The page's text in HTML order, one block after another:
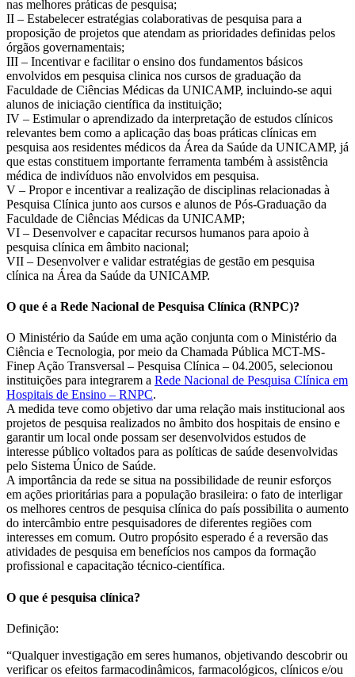
nas melhores práticas de pesquisa;
II – Estabelecer estratégias colaborativas de pesquisa para a
proposição de projetos que atendam as prioridades definidas pelos
órgãos governamentais;
III – Incentivar e facilitar o ensino dos fundamentos básicos
envolvidos em pesquisa clinica nos cursos de graduação da
Faculdade de Ciências Médicas da UNICAMP, incluindo-se aqui
alunos de iniciação científica da instituição;
IV – Estimular o aprendizado da interpretação de estudos clínicos
relevantes bem como a aplicação das boas práticas clínicas em
pesquisa aos residentes médicos da Área da Saúde da UNICAMP, já
que estas constituem importante ferramenta também à assistência
médica de indivíduos não envolvidos em pesquisa.
V – Propor e incentivar a realização de disciplinas relacionadas à
Pesquisa Clínica junto aos cursos e alunos de Pós-Graduação da
Faculdade de Ciências Médicas da UNICAMP;
VI – Desenvolver e capacitar recursos humanos para apoio à
pesquisa clínica em âmbito nacional;
VII – Desenvolver e validar estratégias de gestão em pesquisa
clínica na Área da Saúde da UNICAMP.
O que é a Rede Nacional de Pesquisa Clínica (RNPC)?
O Ministério da Saúde em uma ação conjunta com o Ministério da
Ciência e Tecnologia, por meio da Chamada Pública MCT-MS-
Finep Ação Transversal – Pesquisa Clínica – 04.2005, selecionou
instituições para integrarem a Rede Nacional de Pesquisa Clínica em
Hospitais de Ensino – RNPC.
A medida teve como objetivo dar uma relação mais institucional aos
projetos de pesquisa realizados no âmbito dos hospitais de ensino e
garantir um local onde possam ser desenvolvidos estudos de
interesse público voltados para as políticas de saúde desenvolvidas
pelo Sistema Único de Saúde.
A importância da rede se situa na possibilidade de reunir esforços
em ações prioritárias para a população brasileira: o fato de interligar
os melhores centros de pesquisa clínica do país possibilita o aumento
do intercâmbio entre pesquisadores de diferentes regiões com
interesses em comum. Outro propósito esperado é a reversão das
atividades de pesquisa em benefícios nos campos da formação
profissional e capacitação técnico-científica.
O que é pesquisa clínica?
Definição:
“Qualquer investigação em seres humanos, objetivando descobrir ou
verificar os efeitos farmacodinâmicos, farmacológicos, clínicos e/ou